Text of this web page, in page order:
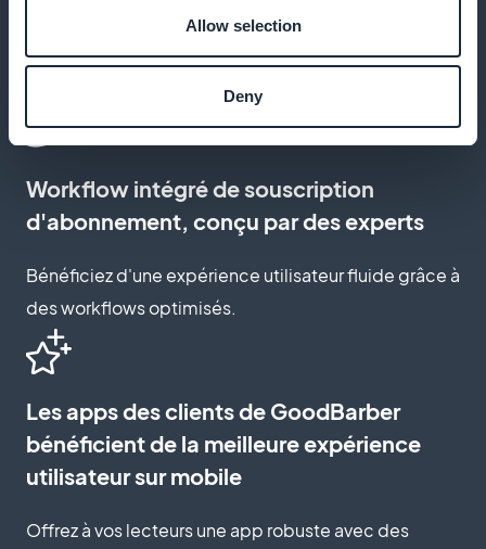
Allow selection
Deny
Créez une page d'abonnement qui reflète votre
marque et engage vos lecteurs.
Workflow intégré de souscription
d'abonnement, conçu par des experts
Bénéficiez d'une expérience utilisateur fluide grâce à
des workflows optimisés.
Les apps des clients de GoodBarber
bénéficient de la meilleure expérience
utilisateur sur mobile
Offrez à vos lecteurs une app robuste avec des